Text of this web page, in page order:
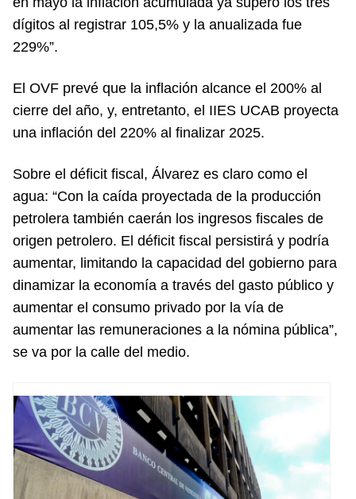
dígitos al registrar 105,5% y la anualizada fue
229%”.
El OVF prevé que la inflación alcance el 200% al
cierre del año, y, entretanto, el IIES UCAB proyecta
una inflación del 220% al finalizar 2025.
Sobre el déficit fiscal, Álvarez es claro como el
agua: “Con la caída proyectada de la producción
petrolera también caerán los ingresos fiscales de
origen petrolero. El déficit fiscal persistirá y podría
aumentar, limitando la capacidad del gobierno para
dinamizar la economía a través del gasto público y
aumentar el consumo privado por la vía de
aumentar las remuneraciones a la nómina pública”,
se va por la calle del medio.